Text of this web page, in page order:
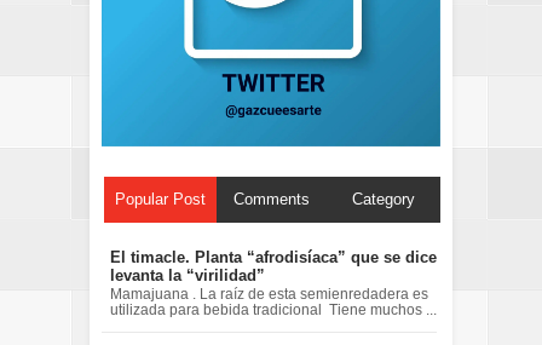
Popular Post Comments Category
El timacle. Planta “afrodisíaca” que se dice
levanta la “virilidad”
Mamajuana . La raíz de esta semienredadera es
utilizada para bebida tradicional Tiene muchos ...